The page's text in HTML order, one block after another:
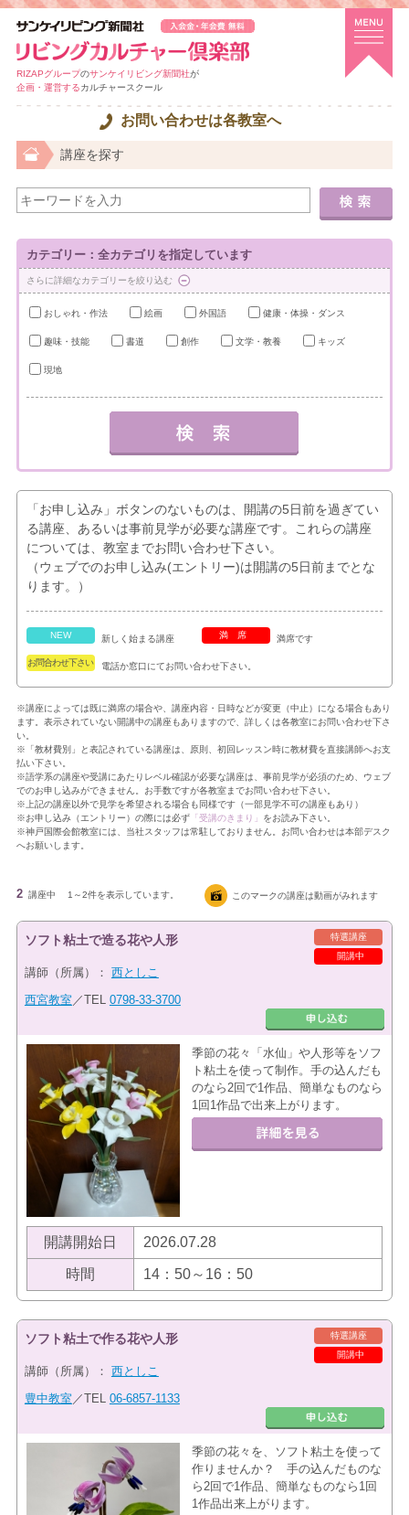
RIZAPグループのサンケイリビング新聞社が
企画・運営するカルチャースクール
お問い合わせは各教室へ
講座を探す
カテゴリー：全カテゴリを指定しています
さらに詳細なカテゴリーを絞り込む
おしゃれ・作法 絵画 外国語 健康・体操・ダンス
趣味・技能 書道 創作 文学・教養 キッズ
現地
「お申し込み」ボタンのないものは、開講の5日前を過ぎてい
る講座、あるいは事前見学が必要な講座です。これらの講座
については、教室までお問い合わせ下さい。
（ウェブでのお申し込み(エントリー)は開講の5日前までとな
ります。）
NEW 新しく始まる講座 満席 満席です
お問合わせ下さい 電話か窓口にてお問い合わせ下さい。
※講座によっては既に満席の場合や、講座内容・日時などが変更（中止）になる場合もあり
ます。表示されていない開講中の講座もありますので、詳しくは各教室にお問い合わせ下さ
い。
※「教材費別」と表記されている講座は、原則、初回レッスン時に教材費を直接講師へお支
払い下さい。
※語学系の講座や受講にあたりレベル確認が必要な講座は、事前見学が必須のため、ウェブ
でのお申し込みができません。お手数ですが各教室までお問い合わせ下さい。
※上記の講座以外で見学を希望される場合も同様です（一部見学不可の講座もあり）
※お申し込み（エントリー）の際には必ず「受講のきまり」 をお読み下さい。
※神戸国際会館教室には、当社スタッフは常駐しておりません。お問い合わせは本部デスク
へお願いします。
2 講座中 1～2件を表示しています。 このマークの講座は動画がみれます
特選講座
開講中
ソフト粘土で造る花や人形
講師（所属）： 西としこ
西宮教室 ／TEL 0798-33-3700
季節の花々「水仙」や人形等をソフ
ト粘土を使って制作。手の込んだも
のなら2回で1作品、簡単なものなら
1回1作品で出来上がります。
開講開始日 2026.07.28
時間 14：50～16：50
特選講座
開講中
ソフト粘土で作る花や人形
講師（所属）： 西としこ
豊中教室 ／TEL 06-6857-1133
季節の花々を、ソフト粘土を使って
作りませんか？ 手の込んだものな
ら2回で1作品、簡単なものなら1回
1作品出来上がります。